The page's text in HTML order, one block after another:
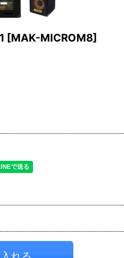
[MAK-MICROM8]